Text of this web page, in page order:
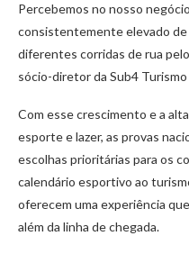
Percebemos no nosso
consistentemente elevado
diferentes corridas de rua
sócio-diretor da Sub4
Com esse crescimento e a
esporte e lazer, as provas
escolhas prioritárias para os
calendário esportivo ao
oferecem uma experiência
além da linha de chegada.